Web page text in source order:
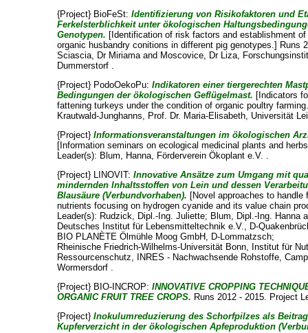
{Project} BioFeSt:Identifizierung von Risikofaktoren und
Ferkelsterblichkeit unter ökologischen
Genotypen. [Identification of risk factors and establishment
organic husbandry conitions in different pig genotypes.] Runs
Sciascia, Dr Miriamaand Moscovice, Dr Liza,
Dummerstorf .
{Project} PodoOekoPu:Indikatoren einer tiergerechten
Bedingungen der ökologischen Geflügelmast. [Indicators
fattening turkeys under the condition of organic poultry
Krautwald-Junghanns, Prof. Dr. Maria-Elisabeth, Universität
{Project}Informationsveranstaltungen im ökologischen
[Information seminars on ecological medicinal plants and
Leader(s): Blum, Hanna, Förderverein Ökoplant e.V. .
{Project} LINOVIT:Innovative Ansätze zum Umgang mit
mindernden Inhaltsstoffen von Lein und dessen
Blausäure (Verbundvorhaben). [Novel approaches to
nutrients focusing on hydrogen cyanide and its value chain
Leader(s): Rudzick, Dipl.-Ing. Juliette; Blum, Dipl.-Ing. Hanna
Deutsches Institut für Lebensmitteltechnik e.V., D-
BIO PLANÈTE Ölmühle Moog GmbH, D-Lommatzsch;
Rheinische Friedrich-Wilhelms-Universität Bonn, Institut für
Ressourcenschutz, INRES - Nachwachsende Rohstoffe,
Wormersdorf .
{Project} BIO-INCROP:INNOVATIVE CROPPING
ORGANIC FRUIT TREE CROPS. Runs 2012 - 2015. Project
{Project}Inokulumreduzierung des Schorfpilzes als
Kupferverzicht in der ökologischen Apfeproduktion